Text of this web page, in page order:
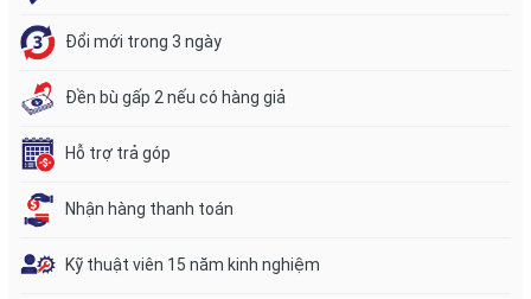
Đổi mới trong 3 ngày
Đền bù gấp 2 nếu có hàng giả
Hỗ trợ trả góp
Nhận hàng thanh toán
Kỹ thuật viên 15 năm kinh nghiệm